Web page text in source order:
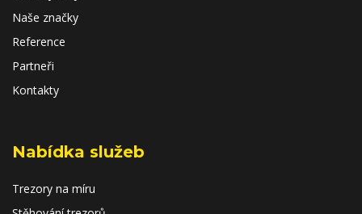
Naše značky
Reference
Partneři
Kontakty
Nabídka služeb
Trezory na míru